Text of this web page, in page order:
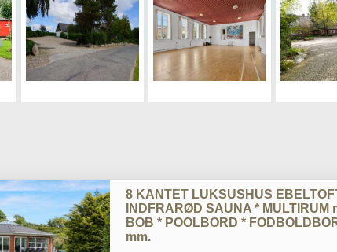
8 KANTET LUKSUSHUS
INDFRARØD SAUNA * MULTIRUM
BOB * POOLBORD *
mm.